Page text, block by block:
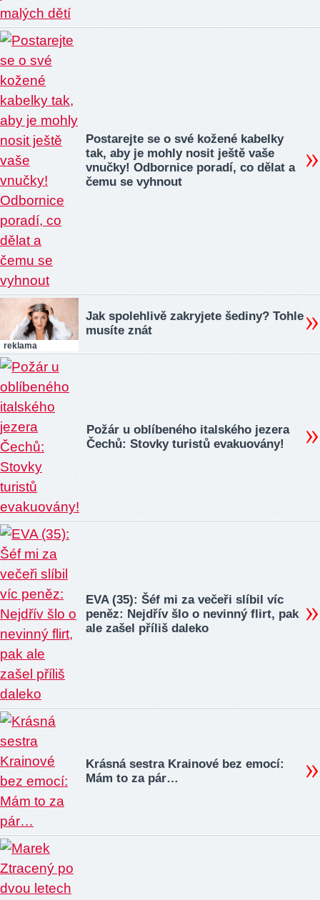
Postarejte se o své kožené kabelky
tak, aby je mohly nosit ještě vaše
vnučky! Odbornice poradí, co dělat a
čemu se vyhnout
reklama
Jak spolehlivě zakryjete šediny? Tohle
musíte znát
Požár u oblíbeného italského jezera
Čechů: Stovky turistů evakuovány!
EVA (35): Šéf mi za večeři slíbil víc
peněz: Nejdřív šlo o nevinný flirt, pak
ale zašel příliš daleko
Krásná sestra Krainové bez emocí:
Mám to za pár…